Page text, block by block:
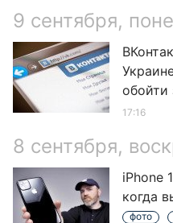
9 сентября,
обойти
17:16
8 сентября,
iPhone
когда
фото